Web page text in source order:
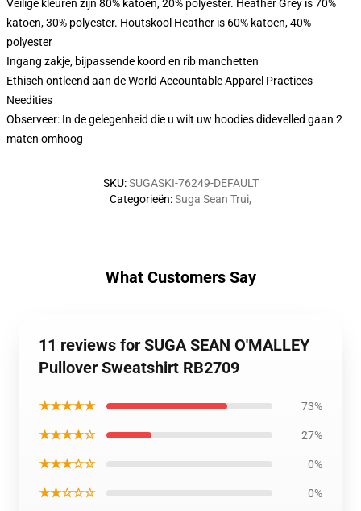
Veilige kleuren zijn 80% katoen, 20% polyester. Heather Grey is 70%
katoen, 30% polyester. Houtskool Heather is 60% katoen, 40%
polyester
Ingang zakje, bijpassende koord en rib manchetten
Ethisch ontleend aan de World Accountable Apparel Practices
Needities
Observeer: In de gelegenheid die u wilt uw hoodies didevelled gaan 2
maten omhoog
SKU:SUGASKI-76249-DEFAULT
Categorieën:Suga Sean Trui,
What Customers Say
11 reviews for SUGA SEAN O'MALLEY
Pullover Sweatshirt RB2709
★★★★★ 73%
★★★★☆ 27%
★★★☆☆ 0%
★★☆☆☆ 0%